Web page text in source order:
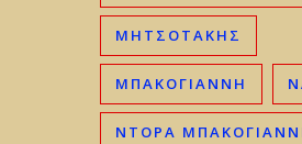
ΜΗΤΣΟΤΆΚΗΣ
ΜΠΑΚΟΓΙΆΝΝΗ
ΝΤΟΡΑ